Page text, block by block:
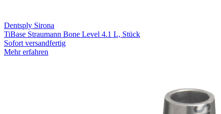
Dentsply Sirona
TiBase Straumann Bone Level 4.1 L, Stück
Sofort versandfertig
Mehr erfahren